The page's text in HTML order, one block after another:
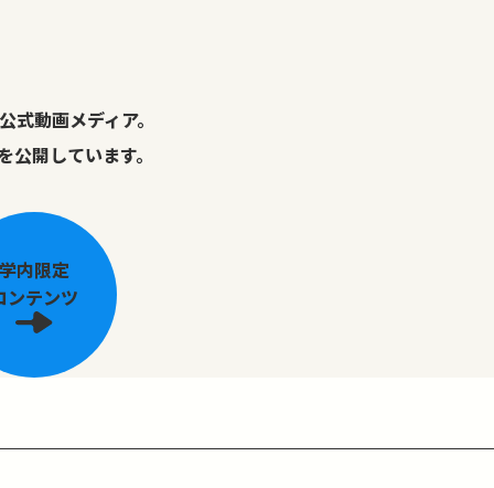
式動画メディア。
開しています。
学内限定
ンテンツ